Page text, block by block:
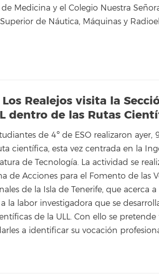
Medicina y el Colegio Nuestra
de Náutica, Máquinas y
Realejos visita la
dentro de las Rutas
de 4º de ESO realizaron
científica, esta vez centrada en la
de Tecnología. La actividad se
de Acciones para el Fomento de las
de la Isla de Tenerife, que acerca
la labor investigadora que se
de la ULL. Con ello se
a identificar su vocación